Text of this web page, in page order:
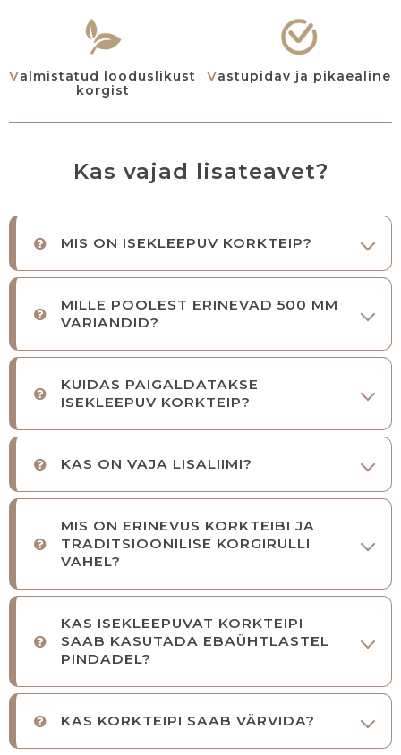
Valmistatud looduslikust
korgist
Vastupidav ja pikaealine
Kas vajad lisateavet?
MIS ON ISEKLEEPUV KORKTEIP?
MILLE POOLEST ERINEVAD 500 MM
VARIANDID?
KUIDAS PAIGALDATAKSE
ISEKLEEPUV KORKTEIP?
KAS ON VAJA LISALIIMI?
MIS ON ERINEVUS KORKTEIBI JA
TRADITSIOONILISE KORGIRULLI
VAHEL?
KAS ISEKLEEPUVAT KORKTEIPI
SAAB KASUTADA EBAÜHTLASTEL
PINDADEL?
KAS KORKTEIPI SAAB VÄRVIDA?